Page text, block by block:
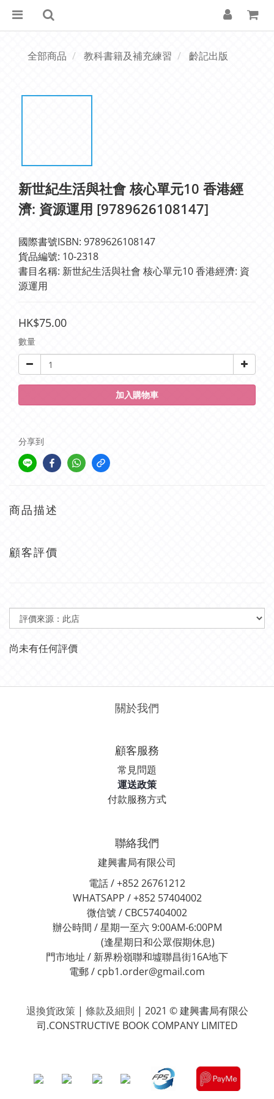
全部商品 教科書籍及補充練習 齡記出版
新世紀生活與社會 核心單元10 香港經
濟: 資源運用 [9789626108147]
國際書號ISBN: 9789626108147
貨品編號: 10-2318
書目名稱: 新世紀生活與社會 核心單元10 香港經濟: 資
源運用
HK$75.00
數量
加入購物車
分享到
商品描述
顧客評價
尚未有任何評價
關於我們
顧客服務
常見問題
運送政策
付款服務方式
聯絡我們
建興書局有限公司
電話 / +852 26761212
WHATSAPP / +852 57404002
微信號 / CBC57404002
辦公時間 / 星期一至六 9:00AM-6:00PM
(逢星期日和公眾假期休息)
門市地址 / 新界粉嶺聯和墟聯昌街16A地下
電郵 / cpb1.order@gmail.com
退換貨政策| 條款及細則 | 2021 © 建興書局有限公
司.CONSTRUCTIVE BOOK COMPANY LIMITED